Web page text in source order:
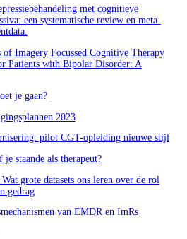
met cognitieve
een systematische review en meta-
Imagery Focussed Cognitive Therapy
Patients with Bipolar Disorder: A
je gaan?
2023
pilot CGT-opleiding nieuwe stijl
staande als therapeut?
grote datasets ons leren over de rol
gedrag
van EMDR en ImRs